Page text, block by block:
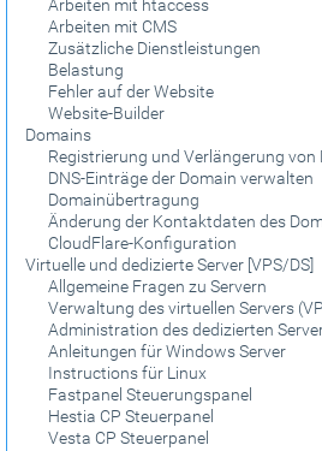
Arbeiten mit htaccess
Arbeiten mit CMS
Zusätzliche Dienstleistungen
Belastung
Fehler auf der Website
Website-Builder
Domains
Registrierung und Verlängerung von
DNS-Einträge der Domain verwalten
Domainübertragung
Änderung der Kontaktdaten des
CloudFlare-Konfiguration
Virtuelle und dedizierte Server [VPS/DS]
Allgemeine Fragen zu Servern
Verwaltung des virtuellen Servers
Administration des dedizierten
Anleitungen für Windows Server
Instructions für Linux
Fastpanel Steuerungspanel
Hestia CP Steuerpanel
Vesta CP Steuerpanel